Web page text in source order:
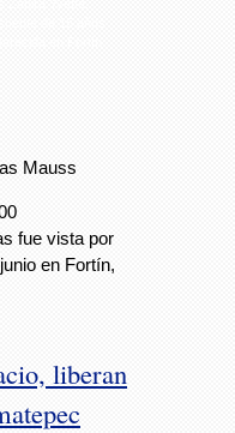
Mauss
fue vista por
en Fortín,
liberan